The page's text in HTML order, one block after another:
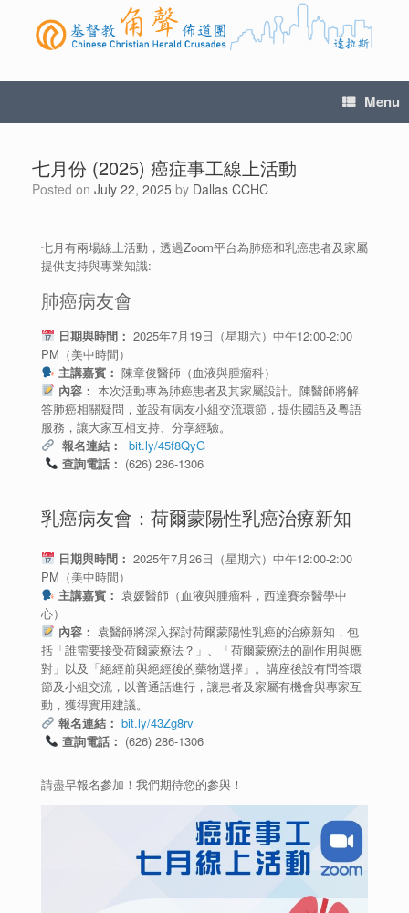
Menu
七月份 (2025) 癌症事工線上活動
Posted on July 22, 2025 by Dallas CCHC
七月有兩場線上活動，透過Zoom平台為肺癌和乳癌患者及家屬
提供支持與專業知識:
肺癌病友會
日期與時間： 2025年7月19日（星期六）中午12:00-2:00
PM（美中時間）
主講嘉賓： 陳章俊醫師（血液與腫瘤科）
內容： 本次活動專為肺癌患者及其家屬設計。陳醫師將解
答肺癌相關疑問，並設有病友小組交流環節，提供國語及粵語
服務，讓大家互相支持、分享經驗。
報名連結：
bit.ly/45f8QyG
查詢電話： (626) 286-1306
乳癌病友會：荷爾蒙陽性乳癌治療新知
日期與時間： 2025年7月26日（星期六）中午12:00-2:00
PM（美中時間）
主講嘉賓： 袁媛醫師（血液與腫瘤科，西達賽奈醫學中
心）
內容： 袁醫師將深入探討荷爾蒙陽性乳癌的治療新知，包
括「誰需要接受荷爾蒙療法？」、「荷爾蒙療法的副作用與應
對」以及「絕經前與絕經後的藥物選擇」。講座後設有問答環
節及小組交流，以普通話進行，讓患者及家屬有機會與專家互
動，獲得實用建議。
報名連結： bit.ly/43Zg8rv
查詢電話： (626) 286-1306
請盡早報名參加！我們期待您的參與！